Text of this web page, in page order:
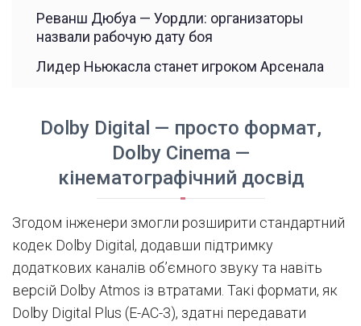
Реванш Дюбуа — Уордли: организаторы
назвали рабочую дату боя
Лидер Ньюкасла станет игроком Арсенала
Dolby Digital — просто формат,
Dolby Cinema —
кінематографічний досвід
Згодом інженери змогли розширити стандартний
кодек Dolby Digital, додавши підтримку
додаткових каналів об’ємного звуку та навіть
версій Dolby Atmos із втратами. Такі формати, як
Dolby Digital Plus (E-AC-3), здатні передавати